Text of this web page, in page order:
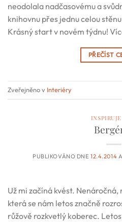
neodolala nadčasovému a
knihovnu přes jednu celou
Krásný start v novém týdnu!
PŘEČÍST
Zveřejněno v Interiéry
PUBLIKOVÁNO DNE12.4.2014
Už mi začíná kvést.
která se nám letos značně
růžově rozkvetlý koberec.